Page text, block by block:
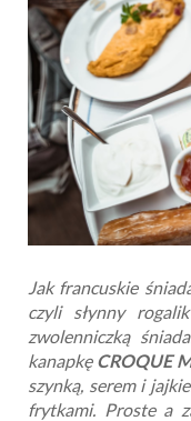
Jak francuskie
czyli słynny
zwolenniczką
kanapkę CROQUE
szynką, serem i
frytkami. Proste a